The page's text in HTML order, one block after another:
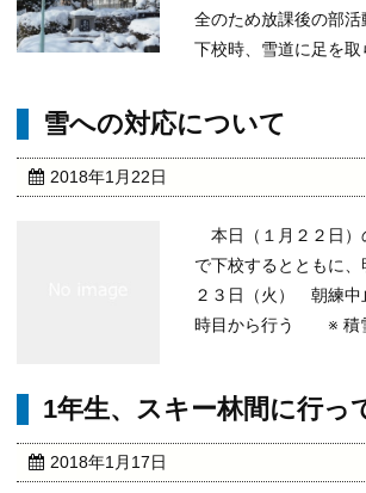
全のため放課後の部
下校時、雪道に足を取
雪への対応について
2018年1月22日
本日（１月２２日）
で下校するとともに
２３日（火）
時目から行う ※ 積雪
1年生、スキー林間に行っ
2018年1月17日